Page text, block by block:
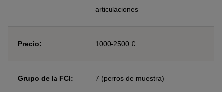
articulaciones
Precio: 1000-2500 €
Grupo de la FCI: 7 (perros de muestra)